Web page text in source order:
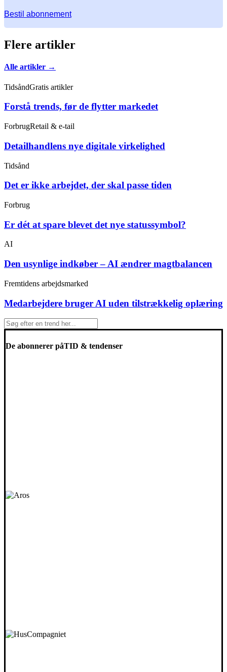
Bestil abonnement
Flere artikler
Alle artikler →
TidsåndGratis artikler
Forstå trends, før de flytter markedet
ForbrugRetail & e-tail
Detailhandlens nye digitale virkelighed
Tidsånd
Det er ikke arbejdet, der skal passe tiden
Forbrug
Er dét at spare blevet det nye statussymbol?
AI
Den usynlige indkøber – AI ændrer magtbalancen
Fremtidens arbejdsmarked
Medarbejdere bruger AI uden tilstrækkelig oplæring
De abonnerer påTID & tendenser